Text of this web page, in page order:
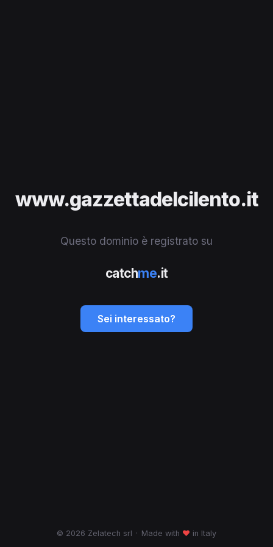
www.gazzettadelcilento.it
Questo dominio è registrato su
catchme.it
Sei interessato?
© 2026 Zelatech srl · Made with ♥ in Italy